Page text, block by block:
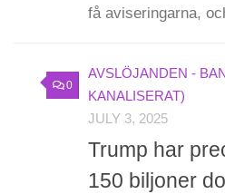
få aviseringarna,
0
AVSLÖJANDEN -
KANALISERAT)
JULY 3, 2025
Trump har
150 biljoner